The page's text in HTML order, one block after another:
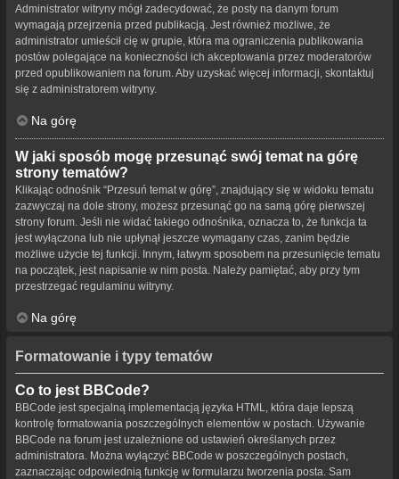
Administrator witryny mógł zadecydować, że posty na danym forum
wymagają przejrzenia przed publikacją. Jest również możliwe, że
administrator umieścił cię w grupie, która ma ograniczenia publikowania
postów polegające na konieczności ich akceptowania przez moderatorów
przed opublikowaniem na forum. Aby uzyskać więcej informacji, skontaktuj
się z administratorem witryny.
Na górę
W jaki sposób mogę przesunąć swój temat na górę
strony tematów?
Klikając odnośnik “Przesuń temat w górę”, znajdujący się w widoku tematu
zazwyczaj na dole strony, możesz przesunąć go na samą górę pierwszej
strony forum. Jeśli nie widać takiego odnośnika, oznacza to, że funkcja ta
jest wyłączona lub nie upłynął jeszcze wymagany czas, zanim będzie
możliwe użycie tej funkcji. Innym, łatwym sposobem na przesunięcie tematu
na początek, jest napisanie w nim posta. Należy pamiętać, aby przy tym
przestrzegać regulaminu witryny.
Na górę
Formatowanie i typy tematów
Co to jest BBCode?
BBCode jest specjalną implementacją języka HTML, która daje lepszą
kontrolę formatowania poszczególnych elementów w postach. Używanie
BBCode na forum jest uzależnione od ustawień określanych przez
administratora. Można wyłączyć BBCode w poszczególnych postach,
zaznaczając odpowiednią funkcję w formularzu tworzenia posta. Sam